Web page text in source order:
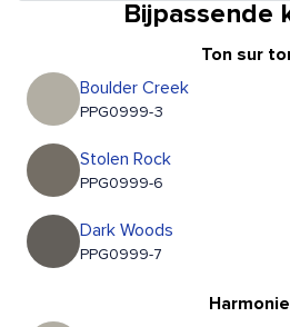
Bijpassende
Ton sur
Boulder Creek
PPG0999-3
Stolen Rock
PPG0999-6
Dark Woods
PPG0999-7
Harmonie